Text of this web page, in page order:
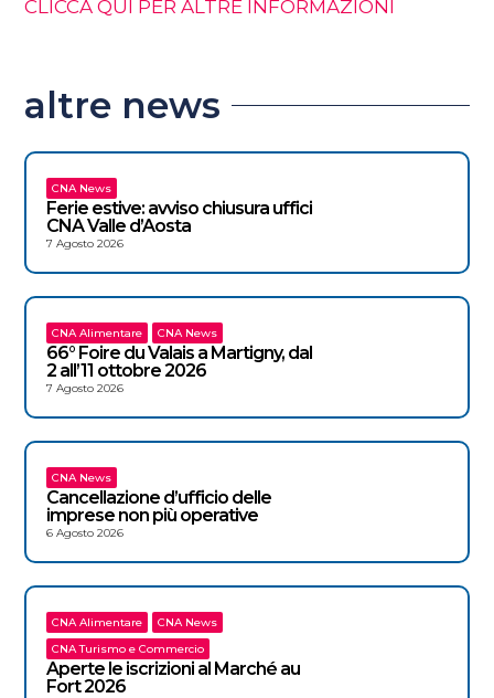
CLICCA QUI PER ALTRE INFORMAZIONI
altre news
CNA News
Ferie estive: avviso chiusura uffici
CNA Valle d’Aosta
7 Agosto 2026
CNA Alimentare CNA News
66° Foire du Valais a Martigny, dal
2 all’11 ottobre 2026
7 Agosto 2026
CNA News
Cancellazione d’ufficio delle
imprese non più operative
6 Agosto 2026
CNA Alimentare
CNA News
CNA Turismo e Commercio
Aperte le iscrizioni al Marché au
Fort 2026